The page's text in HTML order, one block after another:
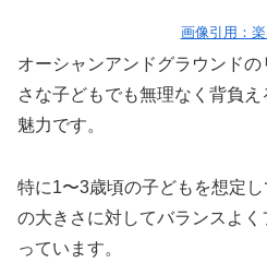
画像引用：
オーシャンアンドグラウンド
さな子どもでも無理なく背負
魅力です。
特に1〜3歳頃の子どもを想定
の大きさに対してバランスよ
っています。